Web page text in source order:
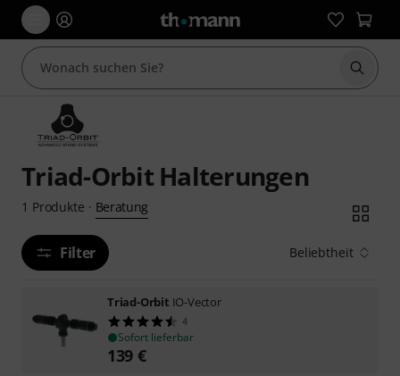
Suche
Triad-Orbit Halterungen
1 Produkte · Beratung
Filter Beliebtheit
Triad-Orbit IO-Vector
4
Sofort lieferbar
139 €